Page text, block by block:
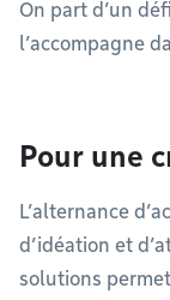
On part d’un
l’accompagne
Pour une
L’alternance
d’idéation et
solutions